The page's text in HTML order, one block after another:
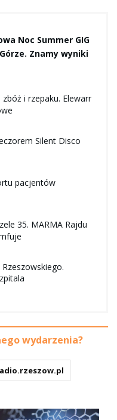
Noc Summer GIG
Znamy wyniki
zbóż i rzepaku. Elewarr
Silent Disco
pacjentów
35. MARMA Rajdu
wydarzenia?